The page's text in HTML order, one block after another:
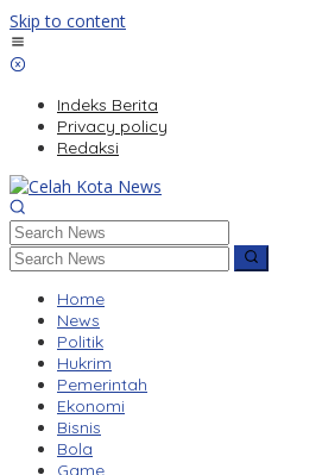
Skip to content
Indeks Berita
Privacy policy
Redaksi
Home
News
Politik
Hukrim
Pemerintah
Ekonomi
Bisnis
Bola
Game